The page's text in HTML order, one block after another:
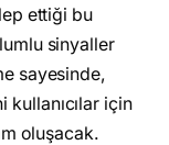
ettiği bu
sinyaller
sayesinde,
için
oluşacak.